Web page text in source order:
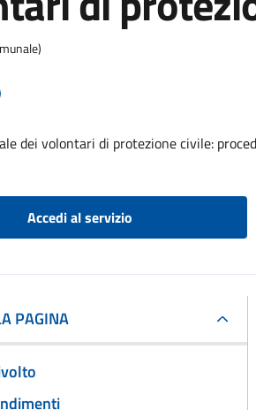
dei volontari di protezione civile:
Accedi al servizio
PAGINA